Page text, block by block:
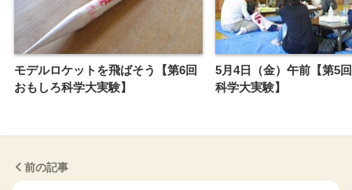
モデルロケットを飛ばそう【第6回
おもしろ科学大実験】
5月4日（金）午前【第5
科学大実験】
前の記事